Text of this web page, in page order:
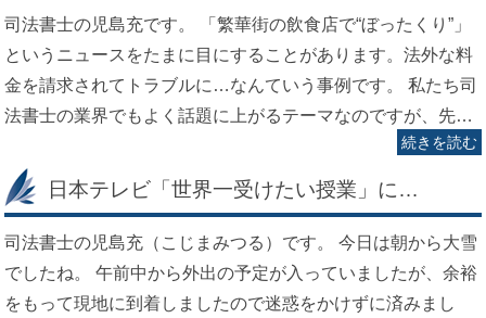
司法書士の児島充です。 「繁華街の飲食店で“ぼったくり”」
というニュースをたまに目にすることがあります。法外な料
金を請求されてトラブルに…なんていう事例です。 私たち司
法書士の業界でもよく話題に上がるテーマなのですが、先…
続きを読む
日本テレビ「世界一受けたい授業」に…
司法書士の児島充（こじまみつる）です。 今日は朝から大雪
でしたね。 午前中から外出の予定が入っていましたが、余裕
をもって現地に到着しましたので迷惑をかけずに済みまし